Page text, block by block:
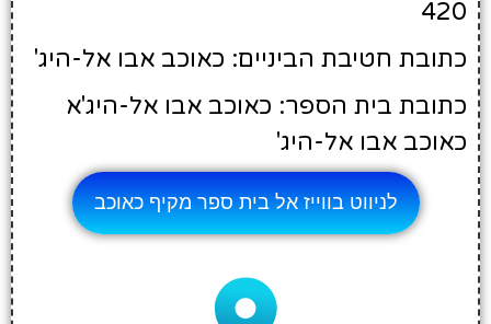
420
כתובת חטיבת הביניים: כאוכב אבו אל-היג'
כתובת בית הספר: כאוכב אבו אל-היג'א
כאוכב אבו אל-היג'
לניווט בווייז אל בית ספר מקיף כאוכב